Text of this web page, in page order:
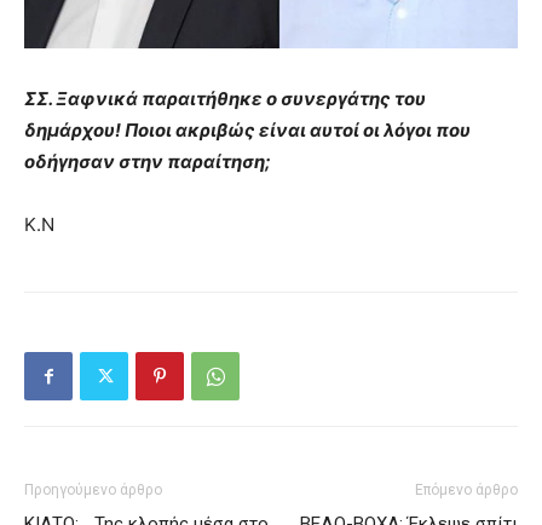
ΣΣ. Ξαφνικά παραιτήθηκε ο συνεργάτης του
δημάρχου! Ποιοι ακριβώς είναι αυτοί οι λόγοι που
οδήγησαν στην παραίτηση;
Κ.Ν
Προηγούμενο άρθρο Επόμενο άρθρο